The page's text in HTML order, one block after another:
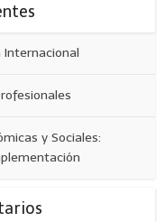
Internacional
y Sociales: